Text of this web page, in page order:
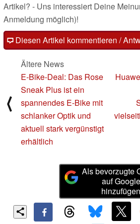
Artikel? - Uns interessiert Deine
Anmeldung möglich)!
Diesen Artikel kommentieren /
⟨
Ältere News
E-Bike-Deal: Das Rose
Sneak Plus ist ein
spannendes E-Bike mit
schlanker Optik und
aktuell stark vergünstigt
erhältlich
Als bevorzugte
auf Google
hinzufügen